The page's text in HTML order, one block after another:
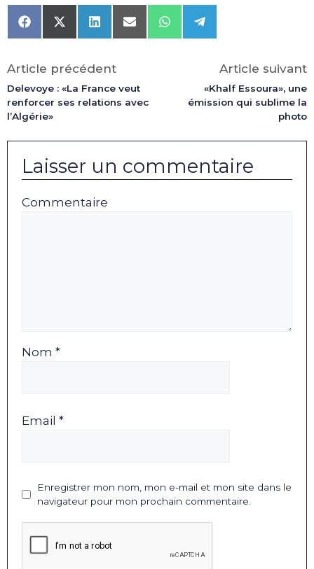
Share
on
Share
on
(Twitter)
Share
on
Share
on
Share
on
Share
on
Article précédent
Delevoye : «La France veut
renforcer ses relations avec
l’Algérie»
Article suivant
«Khalf Essoura», une
émission qui sublime la
photo
Laisser un commentaire
Commentaire
Nom *
Email *
Enregistrer mon nom, mon e-mail et mon site dans le
navigateur pour mon prochain commentaire.